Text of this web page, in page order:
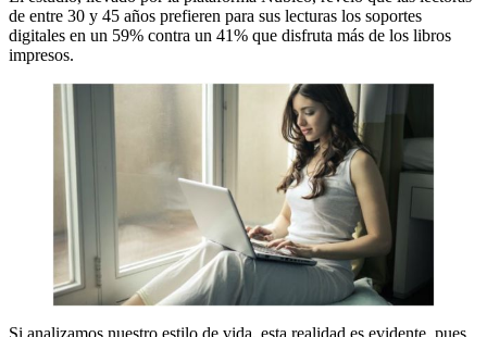
de entre 30 y 45 años prefieren para sus lecturas los soportes
digitales en un 59% contra un 41% que disfruta más de los libros
impresos.
Si analizamos nuestro estilo de vida, esta realidad es evidente, pues